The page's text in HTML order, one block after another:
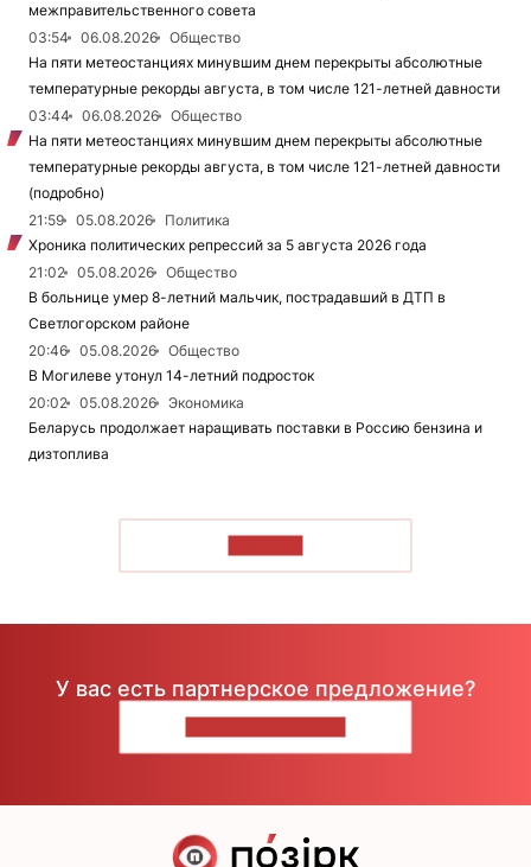
межправительственного совета
03:54
06.08.2026
Общество
На пяти метеостанциях минувшим днем перекрыты абсолютные
температурные рекорды августа, в том числе 121-летней давности
03:44
06.08.2026
Общество
На пяти метеостанциях минувшим днем перекрыты абсолютные
температурные рекорды августа, в том числе 121-летней давности
(подробно)
21:59
05.08.2026
Политика
Хроника политических репрессий за 5 августа 2026 года
21:02
05.08.2026
Общество
В больнице умер 8-летний мальчик, пострадавший в ДТП в
Светлогорском районе
20:46
05.08.2026
Общество
В Могилеве утонул 14-летний подросток
20:02
05.08.2026
Экономика
Беларусь продолжает наращивать поставки в Россию бензина и
дизтоплива
У вас есть партнерское предложение?